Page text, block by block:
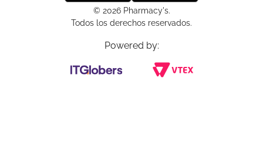
© 2026 Pharmacy's.
Todos los derechos reservados.
Powered by: